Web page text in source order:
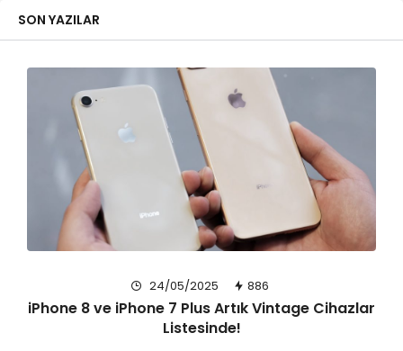
SON YAZILAR
24/05/2025 886
iPhone 8 ve iPhone 7 Plus Artık Vintage Cihazlar
Listesinde!